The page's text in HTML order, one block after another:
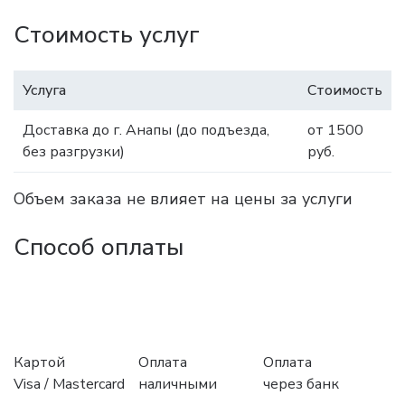
Стоимость услуг
Услуга
Стоимость
Доставка до г. Анапы (до подъезда,
без разгрузки)
от 1500
руб.
Объем заказа не влияет на цены за услуги
Способ оплаты
Картой
Visa / Mastercard
Оплата
наличными
Оплата
через банк